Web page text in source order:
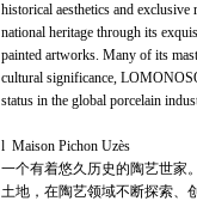
historical aesthetics and
national heritage through its
painted artworks. Many of its
cultural significance,
status in the global porcelain
l Maison Pichon Uzès
一个有着悠久历史的陶艺世家
土地，在陶艺领域不断探索、